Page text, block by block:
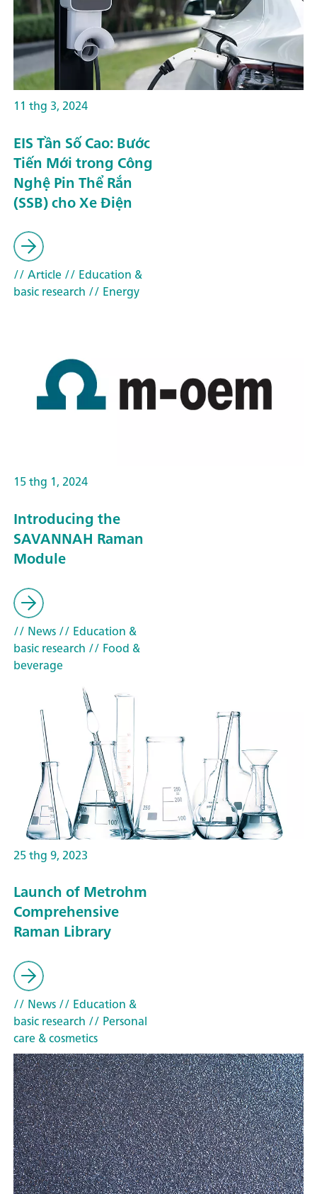
11 thg 3, 2024
EIS Tần Số Cao: Bước
Tiến Mới trong Công
Nghệ Pin Thể Rắn
(SSB) cho Xe Điện
// Article// Education &
basic research // Energy
15 thg 1, 2024
Introducing the
SAVANNAH Raman
Module
// News// Education &
basic research // Food &
beverage
25 thg 9, 2023
Launch of Metrohm
Comprehensive
Raman Library
// News// Education &
basic research // Personal
care & cosmetics